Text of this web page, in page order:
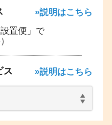
»説明はこちら
置便」で
ス »説明はこちら